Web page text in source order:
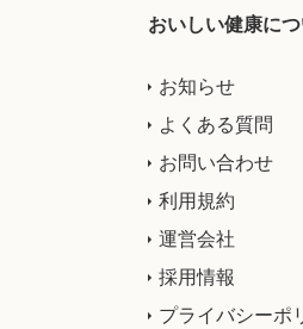
おいしい健康に
お知らせ
よくある質問
お問い合わせ
利用規約
運営会社
採用情報
プライバシーポ